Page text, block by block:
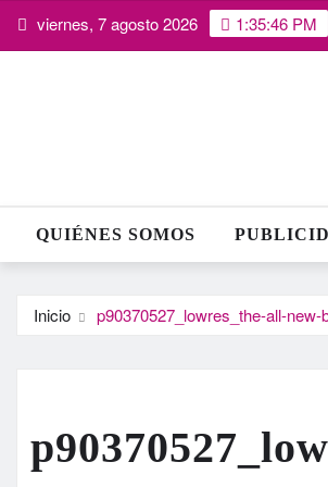
Saltar viernes, 7 agosto 2026 1:35:47 PM
QUIÉNES SOMOS
Inicio p90370527_lowres_the-all-